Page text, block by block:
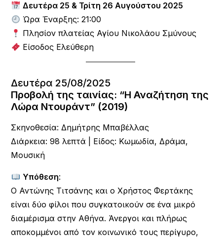
Δευτέρα 25 & Τρίτη 26 Αυγούστου 2025
Ώρα Έναρξης: 21:00
Πλησίον πλατείας Αγίου Νικολάου Σμύνους
Είσοδος Ελεύθερη
Δευτέρα 25/08/2025
Προβολή της ταινίας: “Η Αναζήτηση της
Λώρα Ντουράντ” (2019)
Σκηνοθεσία: Δημήτρης Μπαβέλλας
Διάρκεια: 98 λεπτά | Είδος: Κωμωδία, Δράμα,
Μουσική
Υπόθεση:
Ο Αντώνης Τιτσάνης και ο Χρήστος Φερτάκης
είναι δύο φίλοι που συγκατοικούν σε ένα μικρό
διαμέρισμα στην Αθήνα. Άνεργοι και πλήρως
αποκομμένοι από τον κοινωνικό τους περίγυρο,